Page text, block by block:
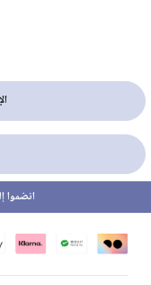
انضموا